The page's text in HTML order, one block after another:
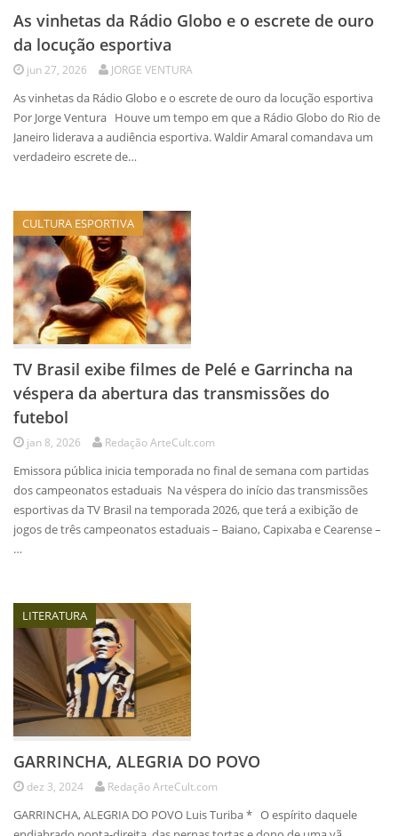
As vinhetas da Rádio Globo e o escrete de ouro
da locução esportiva
jun 27, 2026 JORGE VENTURA
As vinhetas da Rádio Globo e o escrete de ouro da locução esportiva
Por Jorge Ventura Houve um tempo em que a Rádio Globo do Rio de
Janeiro liderava a audiência esportiva. Waldir Amaral comandava um
verdadeiro escrete de…
CULTURA ESPORTIVA
TV Brasil exibe filmes de Pelé e Garrincha na
véspera da abertura das transmissões do
futebol
jan 8, 2026 Redação ArteCult.com
Emissora pública inicia temporada no final de semana com partidas
dos campeonatos estaduais Na véspera do início das transmissões
esportivas da TV Brasil na temporada 2026, que terá a exibição de
jogos de três campeonatos estaduais – Baiano, Capixaba e Cearense –
…
LITERATURA
GARRINCHA, ALEGRIA DO POVO
dez 3, 2024 Redação ArteCult.com
GARRINCHA, ALEGRIA DO POVO Luis Turiba * O espírito daquele